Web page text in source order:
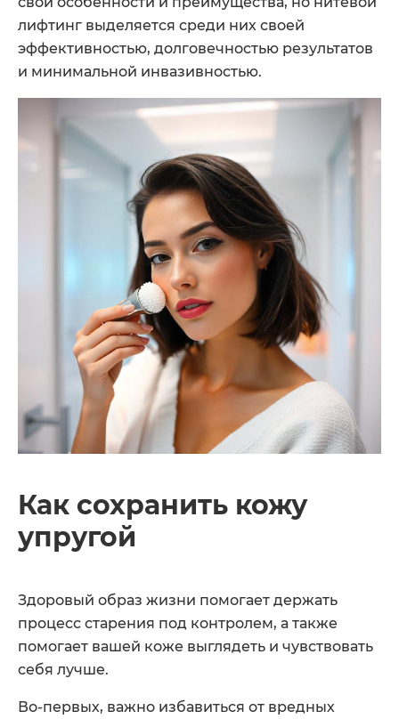
лифтинг выделяется среди них своей
эффективностью, долговечностью результатов
и минимальной инвазивностью.
Как сохранить кожу
упругой
Здоровый образ жизни помогает держать
процесс старения под контролем, а также
помогает вашей коже выглядеть и чувствовать
себя лучше.
Во-первых, важно избавиться от вредных